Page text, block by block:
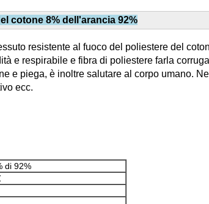
cotone 8% dell'arancia 92%
resistente al fuoco del poliestere del
e respirabile e fibra di poliestere farla
e piega, è inoltre salutare al corpo umano.
ecc.
di 92%